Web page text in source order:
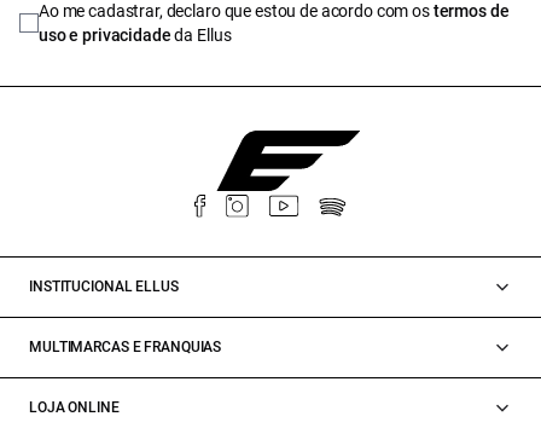
Ao me cadastrar, declaro que estou de acordo com ostermos de
uso e privacidadeda Ellus
INSTITUCIONAL ELLUS
MULTIMARCAS E FRANQUIAS
LOJA ONLINE